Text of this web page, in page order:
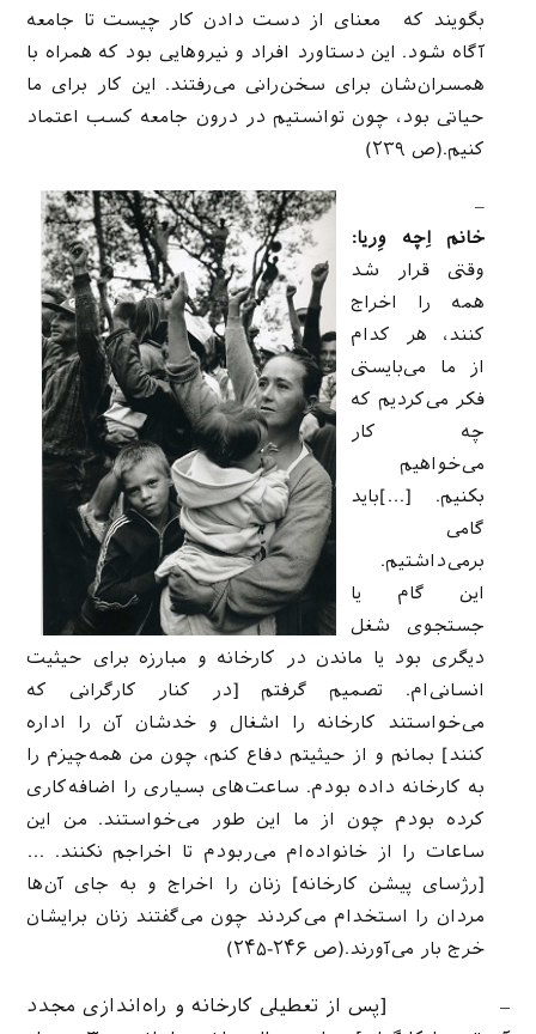
بگویند که معنای از دست دادن کار چیست تا جامعه
آگاه شود. این دستاورد افراد و نیروهایی بود که همراه با
همسران‌شان برای سخن‌رانی می‌رفتند. این کار برای ما
حیاتی بود، چون توانستیم در درون جامعه کسب اعتماد
کنیم.(ص ۲۳۹)
–
خانم اِچه وِریا:
وقتی قرار شد
همه را اخراج
کنند، هر کدام
از ما می‌بایستی
فکر می‌کردیم که
چه کار
می‌خواهیم
بکنیم. […]باید
گامی
بر‌می‌داشتیم.
این گام یا
جستجوی شغل
دیگری بود یا ماندن در کارخانه و مبارزه برای حیثیت
انسانی‌ام. تصمیم گرفتم [در کنار کارگرانی که
می‌خواستند کارخانه‌ را اشغال و خدشان آن را اداره
کنند] بمانم و از حیثیتم دفاع کنم، چون من همه‌چیزم را
به کارخانه داده بودم. ساعت‌های بسیاری را اضافه‌کاری
کرده بودم چون از ما این طور می‌خواستند. من این
ساعات را از خانواده‌ام می‌ربودم تا اخراجم نکنند. …
[رژسای پیشن کارخانه] زنان را اخراج و به جای آن‌ها
مردان را استخدام می‌کردند چون می‌گفتند زنان برایشان
خرج بار می‌آورند.(ص ۲۴۶-۲۴۵)
– [پس از تعطیلی کارخانه و راه‌اندازی مجدد